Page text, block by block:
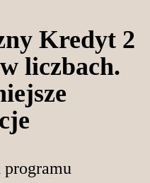
Kredyt 2
liczbach.